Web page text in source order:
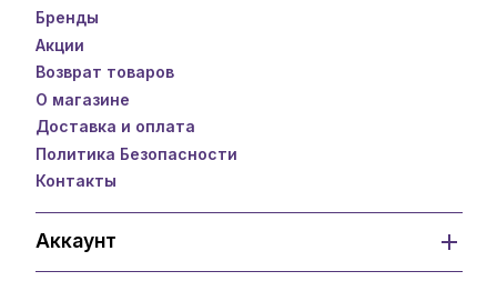
Бренды
Акции
Возврат товаров
О магазине
Доставка и оплата
Политика Безопасности
Контакты
Аккаунт